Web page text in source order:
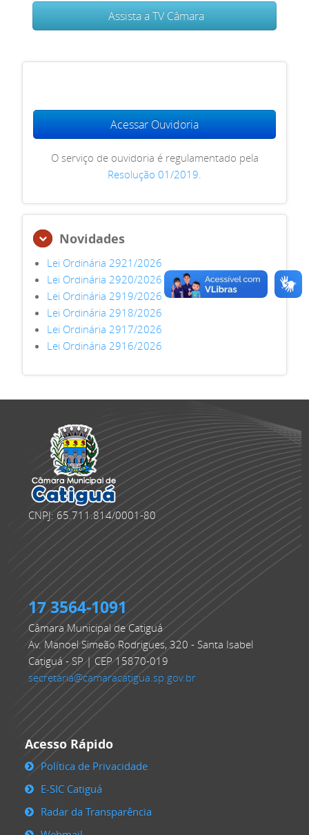
Assista a TV Câmara
Acessar Ouvidoria
O serviço de ouvidoria é regulamentado pela
Resolução 01/2019.
Novidades
Lei Ordinária 2921/2026
Lei Ordinária 2920/2026
Lei Ordinária 2919/2026
Lei Ordinária 2918/2026
Lei Ordinária 2917/2026
Lei Ordinária 2916/2026
CNPJ: 65.711.814/0001-80
17 3564-1091
Câmara Municipal de Catiguá
Av. Manoel Simeão Rodrigues, 320 - Santa Isabel
Catiguá - SP | CEP 15870-019
secretaria@camaracatigua.sp.gov.br
Acesso Rápido
Política de Privacidade
E-SIC Catiguá
Radar da Transparência